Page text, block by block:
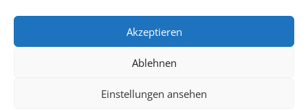
Akzeptieren
Ablehnen
Einstellungen ansehen